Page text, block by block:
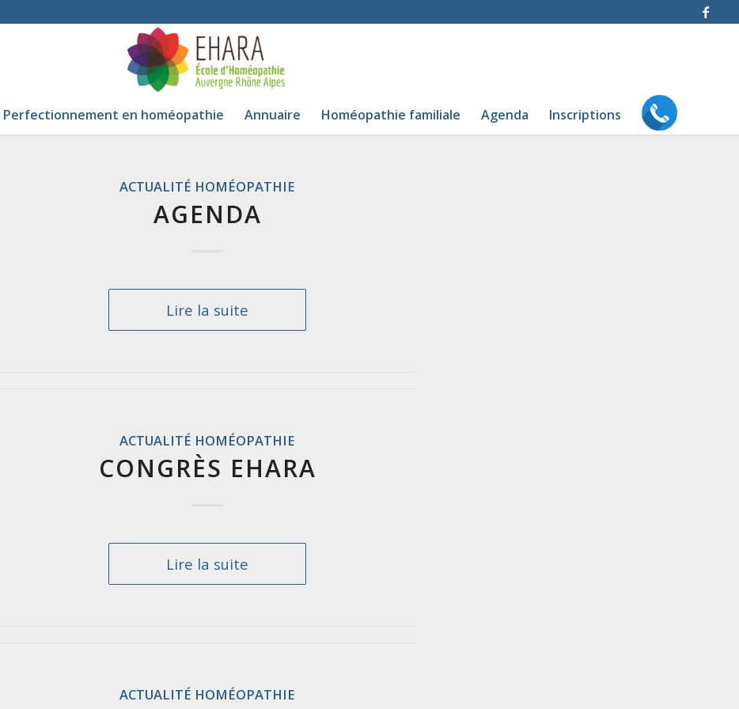
Perfectionnement en homéopathie Annuaire Homéopathie familiale Agenda Inscriptions
ACTUALITÉ HOMÉOPATHIE
AGENDA
Lire la suite
ACTUALITÉ HOMÉOPATHIE
CONGRÈS EHARA
Lire la suite
ACTUALITÉ HOMÉOPATHIE